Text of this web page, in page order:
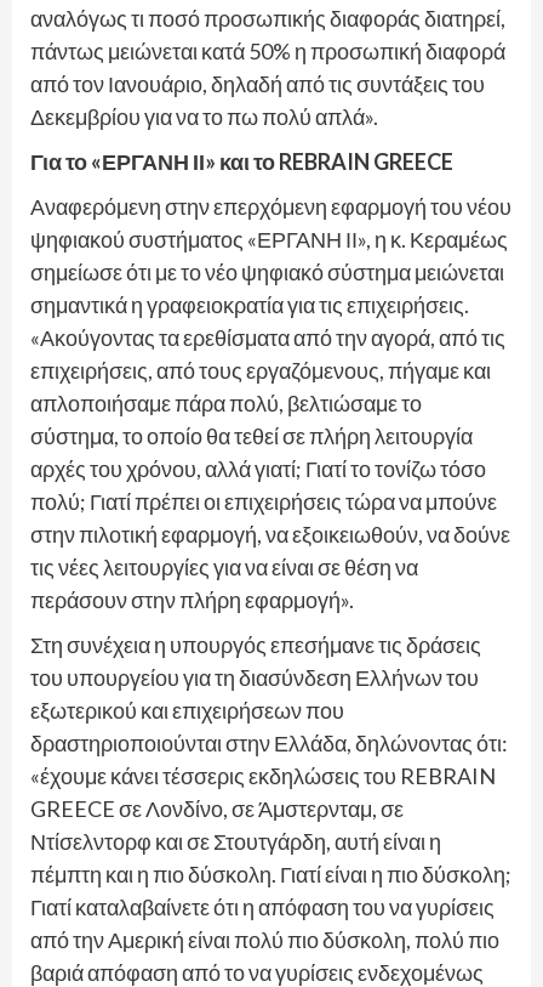
αναλόγως τι ποσό προσωπικής διαφοράς διατηρεί,
πάντως μειώνεται κατά 50% η προσωπική διαφορά
από τον Ιανουάριο, δηλαδή από τις συντάξεις του
Δεκεμβρίου για να το πω πολύ απλά».
Για το «ΕΡΓΑΝΗ ΙΙ» και το REBRAIN GREECE
Αναφερόμενη στην επερχόμενη εφαρμογή του νέου
ψηφιακού συστήματος «ΕΡΓΑΝΗ ΙΙ», η κ. Κεραμέως
σημείωσε ότι με το νέο ψηφιακό σύστημα μειώνεται
σημαντικά η γραφειοκρατία για τις επιχειρήσεις.
«Ακούγοντας τα ερεθίσματα από την αγορά, από τις
επιχειρήσεις, από τους εργαζόμενους, πήγαμε και
απλοποιήσαμε πάρα πολύ, βελτιώσαμε το
σύστημα, το οποίο θα τεθεί σε πλήρη λειτουργία
αρχές του χρόνου, αλλά γιατί; Γιατί το τονίζω τόσο
πολύ; Γιατί πρέπει οι επιχειρήσεις τώρα να μπούνε
στην πιλοτική εφαρμογή, να εξοικειωθούν, να δούνε
τις νέες λειτουργίες για να είναι σε θέση να
περάσουν στην πλήρη εφαρμογή».
Στη συνέχεια η υπουργός επεσήμανε τις δράσεις
του υπουργείου για τη διασύνδεση Ελλήνων του
εξωτερικού και επιχειρήσεων που
δραστηριοποιούνται στην Ελλάδα, δηλώνοντας ότι:
«έχουμε κάνει τέσσερις εκδηλώσεις του REBRAIN
GREECE σε Λονδίνο, σε Άμστερνταμ, σε
Ντίσελντορφ και σε Στουτγάρδη, αυτή είναι η
πέμπτη και η πιο δύσκολη. Γιατί είναι η πιο δύσκολη;
Γιατί καταλαβαίνετε ότι η απόφαση του να γυρίσεις
από την Αμερική είναι πολύ πιο δύσκολη, πολύ πιο
βαριά απόφαση από το να γυρίσεις ενδεχομένως